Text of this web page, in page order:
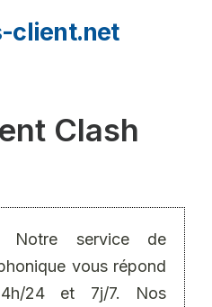
client.net
Clash
Notre service de
vous répond
24 et 7j/7. Nos